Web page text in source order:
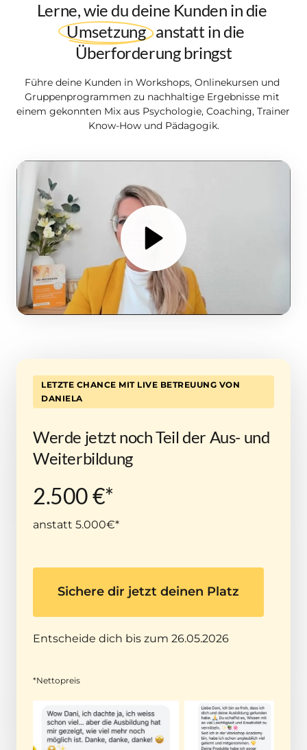
Umsetzung anstatt in die
Überforderung bringst
Führe deine Kunden in Workshops, Onlinekursen und
Gruppenprogrammen zu nachhaltige Ergebnisse mit
einem gekonnten Mix aus Psychologie, Coaching, Trainer
Know-How und Pädagogik.
LETZTE CHANCE MIT LIVE BETREUUNG VON
DANIELA
Werde jetzt noch Teil der Aus- und
Weiterbildung
2.500 €*
anstatt 5.000€*
Sichere dir jetzt deinen Platz
Entscheide dich bis zum 26.05.2026
*Nettopreis